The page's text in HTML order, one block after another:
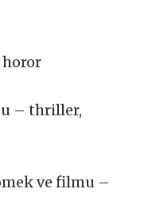
– thriller,
ve filmu –